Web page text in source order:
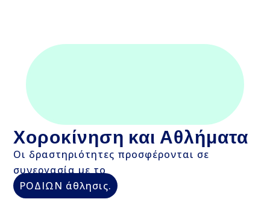
Χοροκίνηση και Αθλήματα
Οι δραστηριότητες προσφέρονται σε
συνεργασία με το
ΡΟΔΙΩΝ άθλησις.